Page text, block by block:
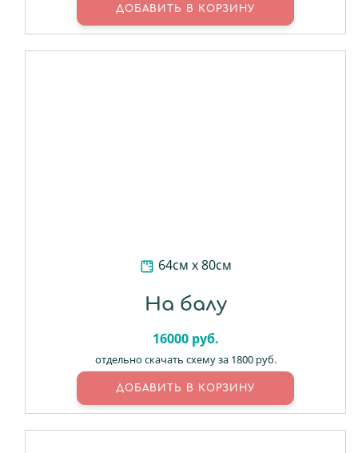
64см х 80см
На балу
16000 руб.
отдельно скачать схему за 1800 руб.